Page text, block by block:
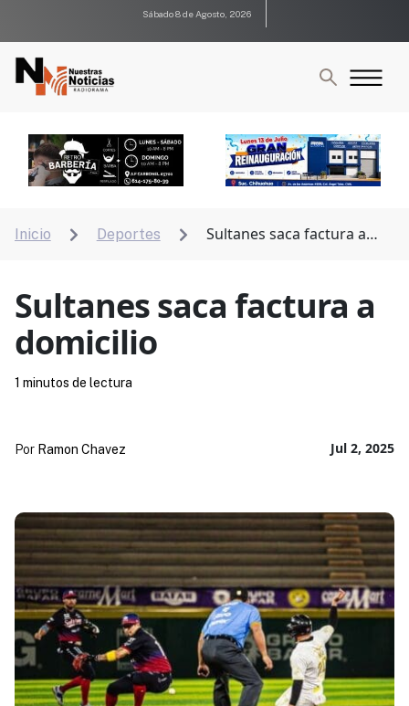
Sábado 8 de Agosto, 2026
Inicio  Deportes 
Sultanes saca factura a
Sultanes saca factura a
domicilio
Jul 2, 2025
Por Ramon Chavez
1 minutos de lectura